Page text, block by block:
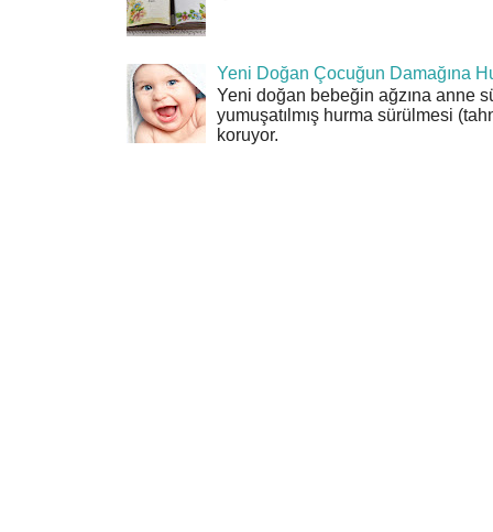
Yeni Doğan Çocuğun Damağına
Yeni doğan bebeğin ağzına anne
yumuşatılmış hurma sürülmesi
koruyor.